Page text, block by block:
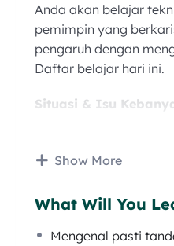
Anda akan belajar
pemimpin yang
pengaruh dengan
Daftar belajar hari ini.
Situasi & Isu
memberi inspirasi dan
dan baik bakal
bekerja lebih
Show More
What Will You
Mengenal pasti